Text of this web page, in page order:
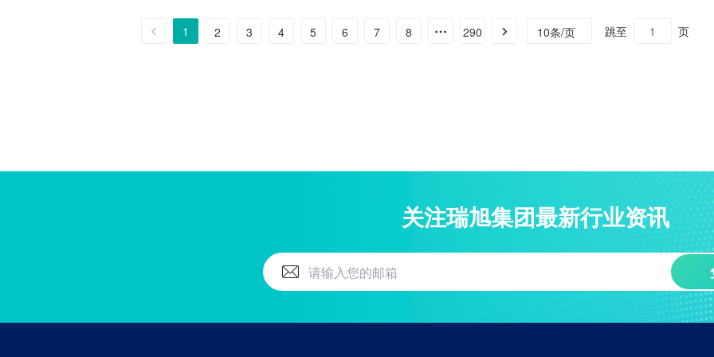
1 2 3 4 5 6 7 8 290 10条/页 跳至 页
关注瑞旭集团最新行业资讯